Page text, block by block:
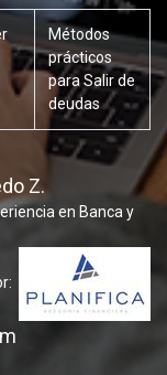
Métodos
prácticos
para Salir de
deudas
Z.
en Banca y